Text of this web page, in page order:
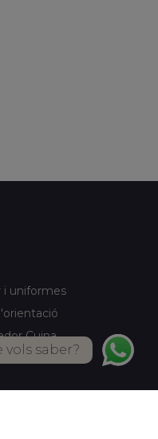
vols saber?
i uniformes
Cuina